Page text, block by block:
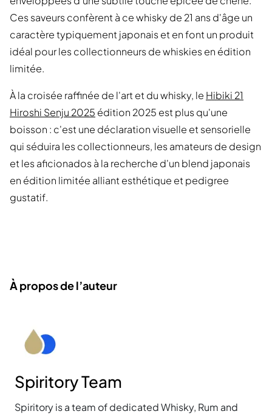
Ces saveurs confèrent à ce whisky de 21 ans d'âge un
caractère typiquement japonais et en font un produit
idéal pour les collectionneurs de whiskies en édition
limitée.
À la croisée raffinée de l'art et du whisky, le Hibiki 21
Hiroshi Senju 2025 édition 2025 est plus qu'une
boisson : c'est une déclaration visuelle et sensorielle
qui séduira les collectionneurs, les amateurs de design
et les aficionados à la recherche d'un blend japonais
en édition limitée alliant esthétique et pedigree
gustatif.
À propos de l’auteur
Spiritory Team
Spiritory is a team of dedicated Whisky, Rum and